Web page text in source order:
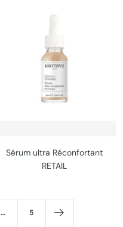
Sérum ultra Réconfortant
RETAIL
… 5